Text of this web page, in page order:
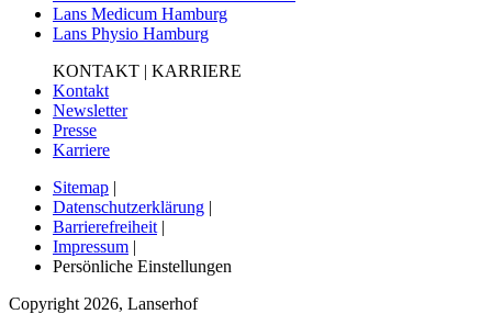
Lans Medicum Hamburg
Lans Physio Hamburg
KONTAKT | KARRIERE
Kontakt
Newsletter
Presse
Karriere
Sitemap |
Datenschutzerklärung |
Barrierefreiheit |
Impressum |
Persönliche Einstellungen
Copyright 2026, Lanserhof